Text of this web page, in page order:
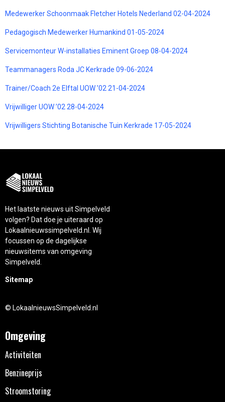
Medewerker Schoonmaak Fletcher Hotels Nederland 02-04-2024
Pedagogisch Medewerker Humankind 01-05-2024
Servicemonteur W-installaties Eminent Groep 08-04-2024
Teammanagers Roda JC Kerkrade 09-06-2024
Trainer/Coach 2e Elftal UOW ’02 21-04-2024
Vrijwilliger UOW ’02 28-04-2024
Vrijwilligers Stichting Botanische Tuin Kerkrade 17-05-2024
Het laatste nieuws uit Simpelveld
volgen? Dat doe je uiteraard op
Lokaalnieuwssimpelveld.nl. Wij
focussen op de dagelijkse
nieuwsitems van omgeving
Simpelveld.
Sitemap
© LokaalnieuwsSimpelveld.nl
Omgeving
Activiteiten
Benzineprijs
Stroomstoring